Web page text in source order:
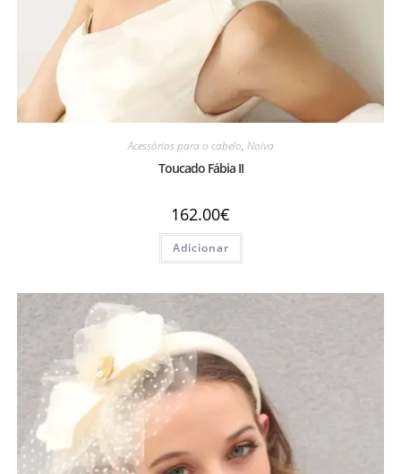
Acessórios para o cabelo, Noiva
Toucado Fábia II
162.00€
Adicionar